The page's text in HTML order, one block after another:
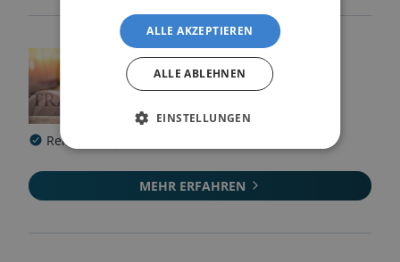
Buchholzhof
Allensbach
Reitschule
MEHR ERFAHREN
ALLE AKZEPTIEREN
ALLE ABLEHNEN
EINSTELLUNGEN